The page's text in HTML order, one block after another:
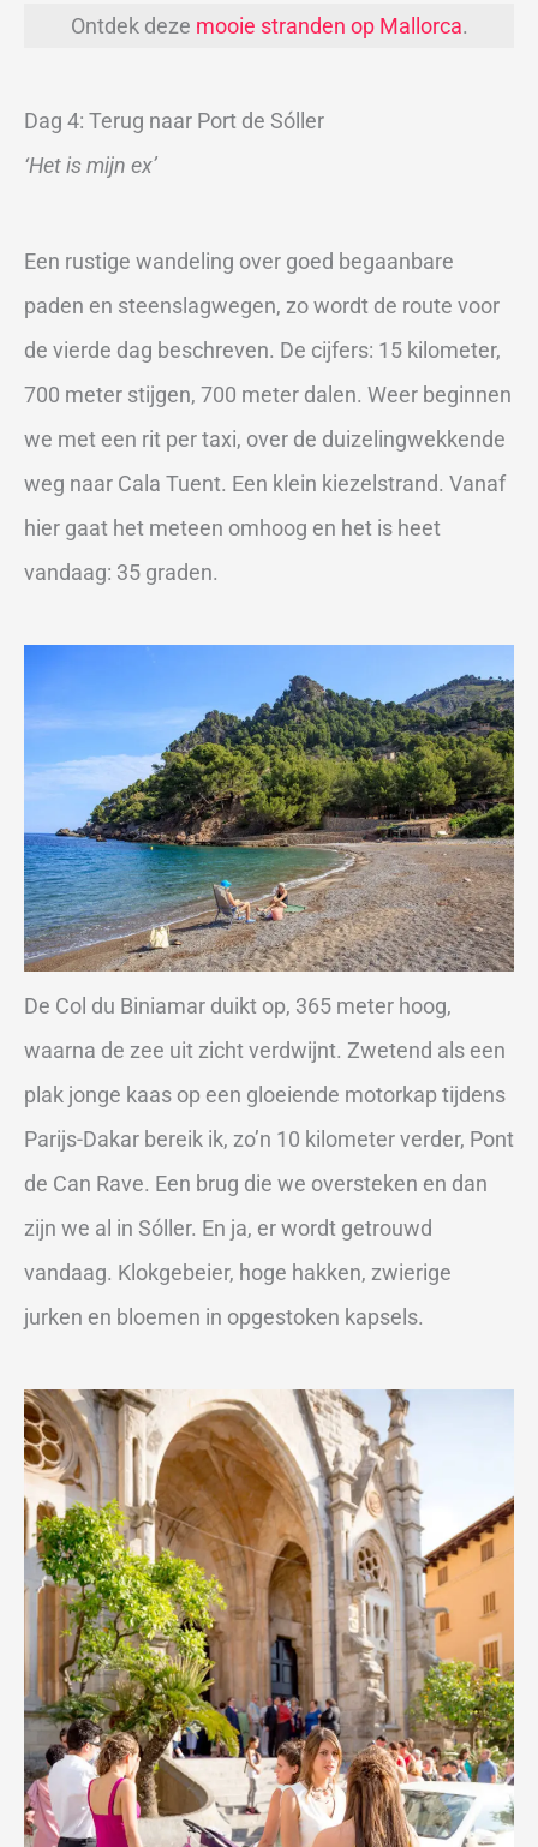
Ontdek deze mooie stranden op Mallorca.
Dag 4: Terug naar Port de Sóller
‘Het is mijn ex’
Een rustige wandeling over goed begaanbare
paden en steenslagwegen, zo wordt de route voor
de vierde dag beschreven. De cijfers: 15 kilometer,
700 meter stijgen, 700 meter dalen. Weer beginnen
we met een rit per taxi, over de duizelingwekkende
weg naar Cala Tuent. Een klein kiezelstrand. Vanaf
hier gaat het meteen omhoog en het is heet
vandaag: 35 graden.
De Col du Biniamar duikt op, 365 meter hoog,
waarna de zee uit zicht verdwijnt. Zwetend als een
plak jonge kaas op een gloeiende motorkap tijdens
Parijs-Dakar bereik ik, zo’n 10 kilometer verder, Pont
de Can Rave. Een brug die we oversteken en dan
zijn we al in Sóller. En ja, er wordt getrouwd
vandaag. Klokgebeier, hoge hakken, zwierige
jurken en bloemen in opgestoken kapsels.